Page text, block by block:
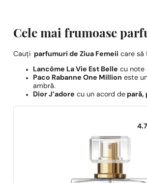
Cele mai frumoase
Cauți parfumuri de Ziua Femeii care să
Lancôme La Vie Est Belle cu
Paco Rabanne One Million este
ambră.
Dior J’adore cu un acord de pară,